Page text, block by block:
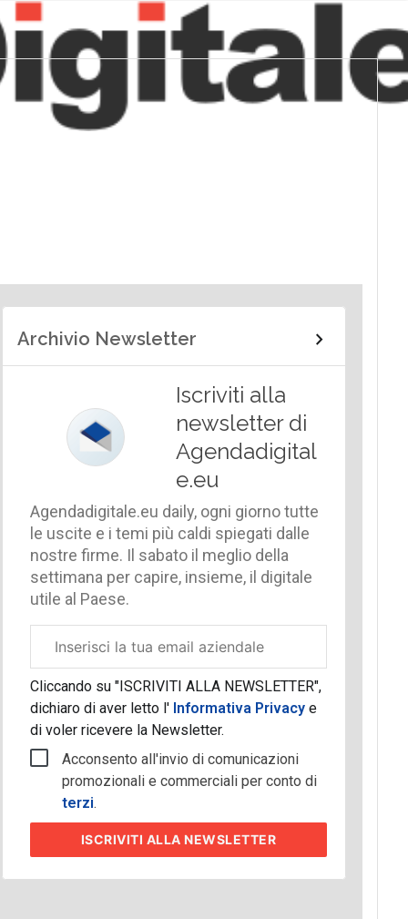
Archivio Newsletter
Iscriviti alla
newsletter di
Agendadigital
e.eu
Agendadigitale.eu daily, ogni giorno tutte
le uscite e i temi più caldi spiegati dalle
nostre firme. Il sabato il meglio della
settimana per capire, insieme, il digitale
utile al Paese.
aziendale
Cliccando su "ISCRIVITI ALLA NEWSLETTER",
dichiaro di aver letto l'Informativa Privacy e
di voler ricevere la Newsletter.
Acconsento all'invio di comunicazioni
promozionali e commerciali per conto di
terzi.
ISCRIVITI ALLA NEWSLETTER